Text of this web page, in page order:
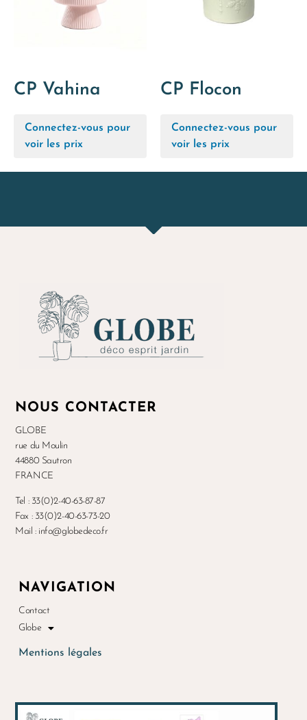
CP Vahina
Connectez-vous pour
voir les prix
CP Flocon
Connectez-vous pour
voir les prix
NOUS CONTACTER
GLOBE
rue du Moulin
44880 Sautron
FRANCE
Tel : 33(0)2-40-63-87-87
Fax : 33(0)2-40-63-73-20
Mail : info@globedeco.fr
NAVIGATION
Contact
Globe
Mentions légales